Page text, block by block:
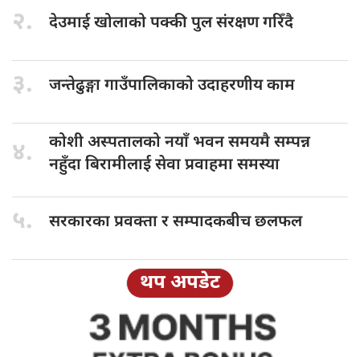
२. देउमाई खोलाकोपक्की पुल संरक्षण गरिँदै
३. जन्तेढुङ्गा गाउँपालिकाकोउदाहरणीय काम
४. कोशी अस्पतालकोनयाँ भवन समयमै सम्पन्न
नहुँदा बिरामीलाई सेवा प्रवाहमा समस्या
५. सरकारका प्रवक्तार सम्पादकबीच छलफल
थप अपडेट